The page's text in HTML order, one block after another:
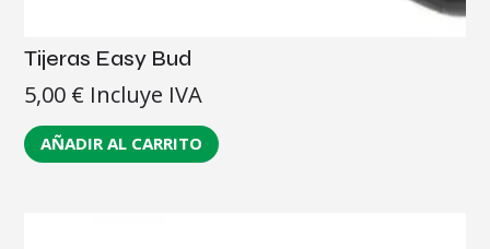
Tijeras Easy Bud
5,00 € Incluye IVA
AÑADIR AL CARRITO